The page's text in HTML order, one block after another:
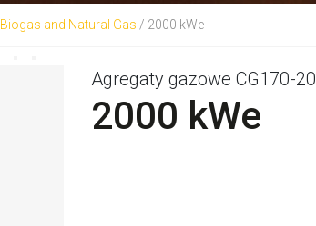
Biogas and Natural Gas / 2000 kWe
Agregaty gazowe CG170-20
2000 kWe